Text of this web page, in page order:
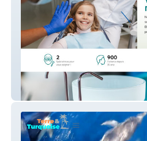
Centre Dentaire Defacqz